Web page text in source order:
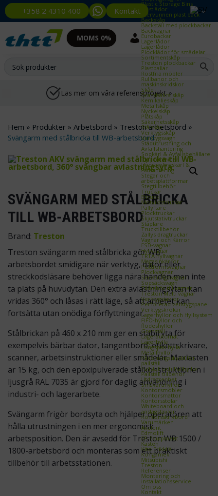
+358 2 4310 400 Kontakt
Plastic Storage Bins
Plastlådor
Återvunnen plast back
Backskåp
Backställ med plockbackar
Backvagnar
Eurobackar
Lagerlådor
Lagerlådor
Plocklådor för smådelar
Sortimentskåp
Treston plockbackar
Plastpallar
Rostfria möbler
Rullbanor och
maskinskridskor
Skåp
Brandsäkra skåp
Kemikalieskåp
Metallskåp
Nyckelskåp
Plåtskåp
Säkerhetsskåp
Stålskåp
Verktygsskåp
Verktygsvagn
Städutrustning och
Avfallshantering
Sopkärl & Avfallsbehållare
Tippcontainer
Uppsamlingskärl &
Fathantering
Stegar och
arbetsplattformar
Stegtillbehör
Truckar
Eltruck
Motviktstruckar
Pallyftare
Plocktruckar
Skjutstativtruckar
Staplare
Trucktillbehör
Zallys dragtruckar
Vagnar och Kärror
ESD‑vagnar
Hyllvagnar
TRTA hyllvagnar
Magasinkärror
Plattformsvagnar
Plockvagnar
Serveringsvagnar
Sopsäcksvagn
Tillbehör till vagnar
Treston Multi vagnar
Verktygstavlor
Perforerad verktygspanel
Verktygskrokar
Lagerhyllor och Hyllsystem
FIFO‑hyllor och
flödeshyllor
Grenställ
Lagerautomat
Lagerhylla
Longspan hylla
Metallhyllor
Påkörningsskydd för
pallställ
Pallställ och Pallhyllor
Pallställ tillbehör
Utdragsenhet
Småvaruhyllor
Kontorsmöbler
Kontorsmattor
Kontorsstolar
Whiteboard och
anslagstavlor
Kontorsskrivbord
Varumärken
Axelent
Edmolift
EP-Equipment
Kasten
Kito Erikkilä
Kongamek
Mitsubishi
Treston
Referenser
Montering och
installationsservice
Om oss
Kontakt
MOMS 0%
Läs mer om våra referensprojekt »
Hem » Produkter » Arbetsbord » Treston arbetsbord »
Svängarm med stålbricka till WB-arbetsbord
SVÄNGARM MED STÅLBRICKA
TILL WB-ARBETSBORD
Brand: Treston
Treston svängarm med stålbricka gör WB-
arbetsbordet smidigare när verktyg, dator eller
streckkodsläsare behöver ligga nära handen men inte
ta plats på huvudytan. Den extra avlastningsytan kan
vridas 360° och låsas i rätt läge, så att arbetet kan
fortsätta utan onödiga förflyttningar.
Stålbrickan på 460 x 210 mm ger en stabil yta för
exempelvis bärbar dator, tangentbord, etikettskrivare,
scanner, arbetsinstruktioner eller smådelar. Maxlasten
är 15 kg, och den epoxipulverade stålkonstruktionen i
ljusgrå RAL 7035 är gjord för daglig användning i
industri- och lagerarbete.
Svängarm frigör bordsyta och hjälper operatören att
hålla utrustningen i en mer ergonomisk
arbetsposition. Den är avsedd för Treston WB 1500 /
1800-arbetsbord och monteras som ett praktiskt
tillbehör till arbetsstationen.